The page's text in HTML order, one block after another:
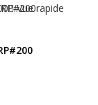
Vue rapide